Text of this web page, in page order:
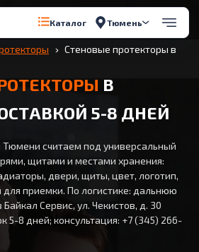
Каталог Тюмень
Стеновые протекторы в
В
5-8 ДНЕЙ
Тюмени считаем под универсальный
щитами и местами хранения:
двери, щиты, цвет, логотип,
приемки. По логистике: дальнюю
Сервис, ул. Чекистов, д. 30
5-8 дней; консультация: +7 (345) 266-